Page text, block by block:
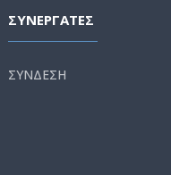
ΣΥΝΕΡΓΑΤΕΣ
ΣΥΝΔΕΣΗ